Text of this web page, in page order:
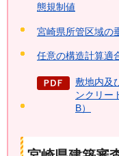
態規制値
宮崎県所管区域の
任意の構造計算適
敷地内及
ンクリー
B）